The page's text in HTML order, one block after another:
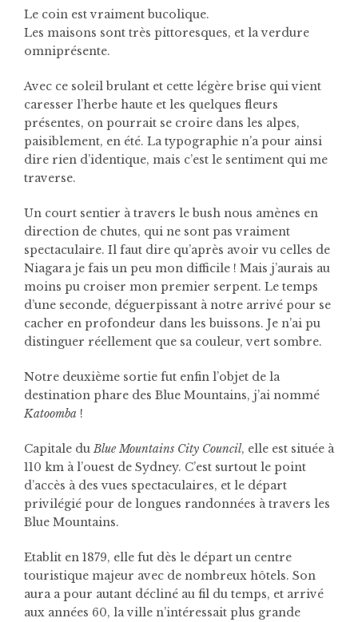
Le coin est vraiment bucolique.
Les maisons sont très pittoresques, et la verdure
omniprésente.
Avec ce soleil brulant et cette légère brise qui vient
caresser l’herbe haute et les quelques fleurs
présentes, on pourrait se croire dans les alpes,
paisiblement, en été. La typographie n’a pour ainsi
dire rien d’identique, mais c’est le sentiment qui me
traverse.
Un court sentier à travers le bush nous amènes en
direction de chutes, qui ne sont pas vraiment
spectaculaire. Il faut dire qu’après avoir vu celles de
Niagara je fais un peu mon difficile ! Mais j’aurais au
moins pu croiser mon premier serpent. Le temps
d’une seconde, déguerpissant à notre arrivé pour se
cacher en profondeur dans les buissons. Je n’ai pu
distinguer réellement que sa couleur, vert sombre.
Notre deuxième sortie fut enfin l’objet de la
destination phare des Blue Mountains, j’ai nommé
Katoomba !
Capitale duBlue Mountains City Council, elle est située à
110 km à l’ouest de Sydney. C’est surtout le point
d’accès à des vues spectaculaires, et le départ
privilégié pour de longues randonnées à travers les
Blue Mountains.
Etablit en 1879, elle fut dès le départ un centre
touristique majeur avec de nombreux hôtels. Son
aura a pour autant décliné au fil du temps, et arrivé
aux années 60, la ville n’intéressait plus grande